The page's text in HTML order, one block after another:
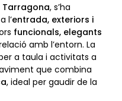
, s’ha
a l’entrada, exteriors i
funcionals, elegants
amb l’entorn. La
a taula i activitats a
que combina
, ideal per gaudir de la